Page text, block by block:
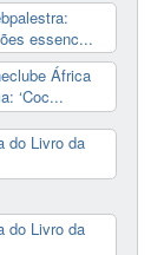
essenc...
África
‘Coc...
do Livro da
do Livro da